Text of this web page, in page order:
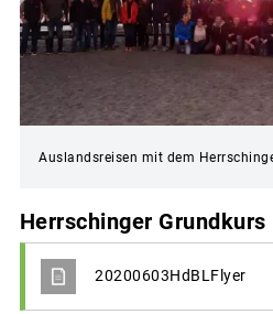
Auslandsreisen mit dem
Herrschinger Grundkurs
20200603HdBLFlyer